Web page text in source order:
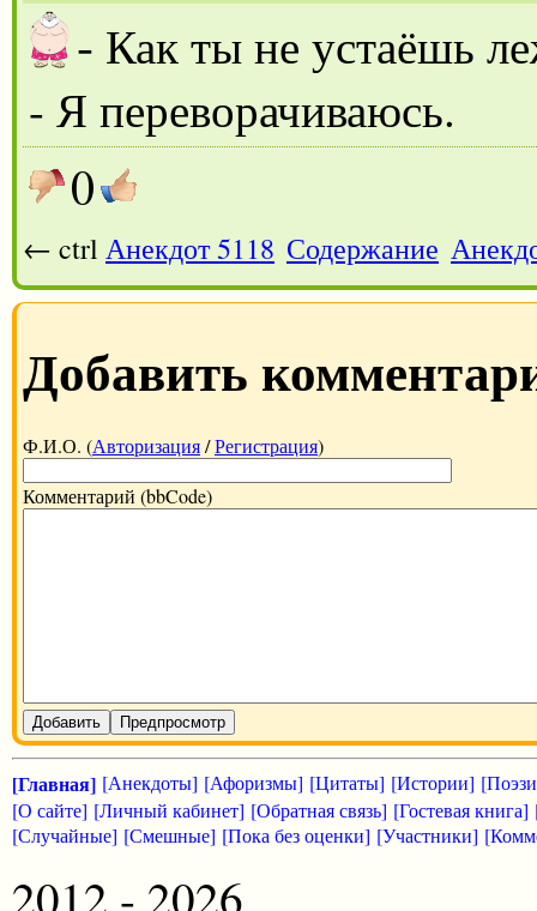
- Как ты не устаёшь
- Я переворачиваюсь.
0
← ctrl Анекдот 5118 Содержание
Добавить
Ф.И.О. (Авторизация/Регистрация)
Комментарий (bbCode)
Добавить Предпросмотр
[Главная] [Анекдоты] [Афоризмы] [Цитаты] [Истории]
[О сайте] [Личный кабинет] [Обратная связь] [Гостевая книга]
[Случайные] [Смешные] [Пока без оценки] [Участники]
2012 - 2026